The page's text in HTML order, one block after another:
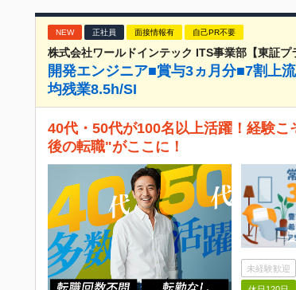
NEW 正社員 面接情報有 自己PR不要
株式会社ワールドインテック ITS事業部【東証プ
開発エンジニア■賞与3ヵ月分■7割上
均残業8.5h/SI
40代・50代が100名以上活躍！経験
後の転職"がここに！
未経験歓迎